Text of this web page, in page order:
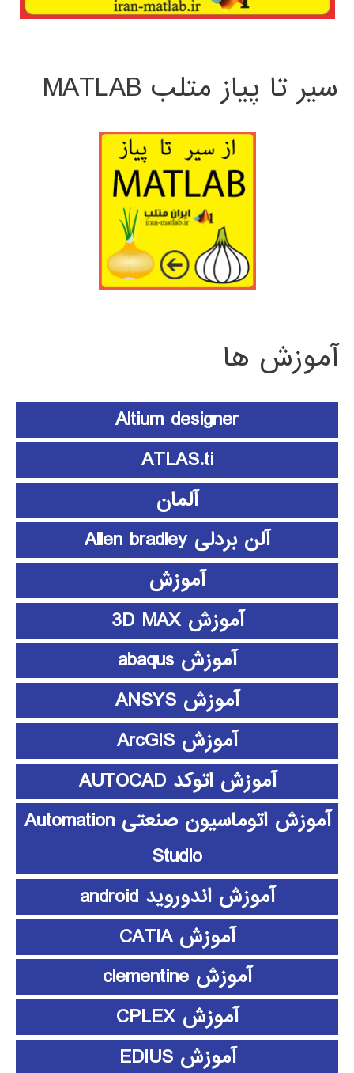
سیر تا پیاز متلب MATLAB
آموزش ها
Altium designer
ATLAS.ti
آلمان
آلن بردلی Allen bradley
آموزش
آموزش 3D MAX
آموزش abaqus
آموزش ANSYS
آموزش ArcGIS
آموزش اتوکد AUTOCAD
آموزش اتوماسیون صنعتی Automation
Studio
آموزش اندوروید android
آموزش CATIA
آموزش clementine
آموزش CPLEX
آموزش EDIUS